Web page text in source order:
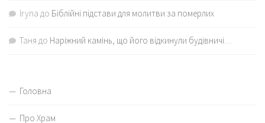
Iryna до Біблійні підстави для молитви за померлих
Таня до Наріжний камінь, що його відкинули будівничі…
Головна
Про Храм